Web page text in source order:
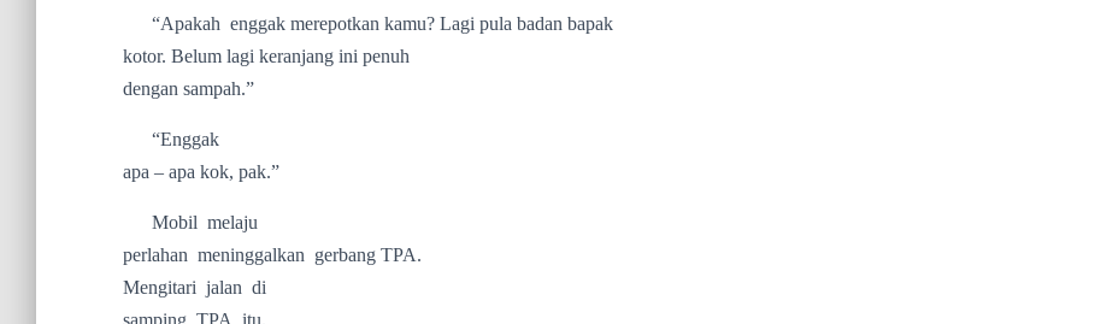
“Apakah enggak merepotkan kamu? Lagi pula badan bapak
kotor. Belum lagi keranjang ini penuh
dengan sampah.”
“Enggak
apa – apa kok, pak.”
Mobil melaju
perlahan meninggalkan gerbang TPA.
Mengitari jalan di
samping TPA itu.